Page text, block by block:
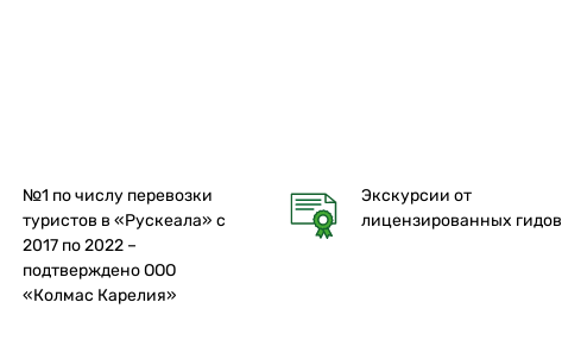
№1 по числу перевозки
туристов в «Рускеала» с
2017 по 2022 –
подтверждено ООО
«Колмас Карелия»
Экскурсии от
лицензированных гидов